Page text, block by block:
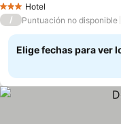
3 Estrellas
Hotel
/ Puntuación no disponible
Elige fechas para ver